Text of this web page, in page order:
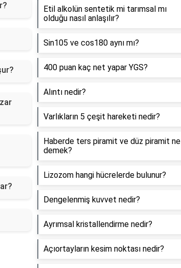
Etil alkolün sentetik mi tarımsal mı
olduğu nasıl anlaşılır?
Sin105 ve cos180 aynı mı?
400 puan kaç net yapar YGS?
Alıntı nedir?
Varlıkların 5 çeşit hareketi nedir?
Haberde ters piramit ve düz piramit ne
demek?
Lizozom hangi hücrelerde bulunur?
Dengelenmiş kuvvet nedir?
Ayrımsal kristallendirme nedir?
Açıortayların kesim noktası nedir?